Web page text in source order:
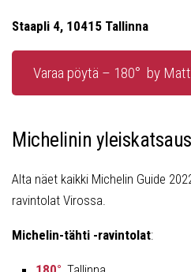
Staapli 4, 10415 Tallinna
Varaa pöytä – 180° by
Michelinin
Alta näet kaikki Michelin Guide
ravintolat Virossa.
Michelin-tähti -ravintolat: